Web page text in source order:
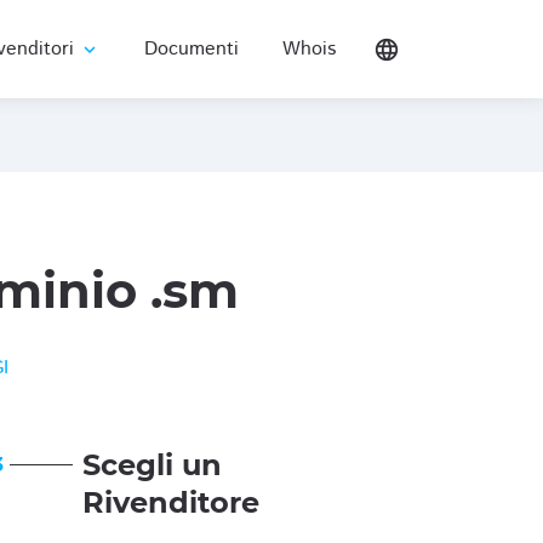
expand_more Documenti Whois language
.sm
Scegli un
Rivenditore